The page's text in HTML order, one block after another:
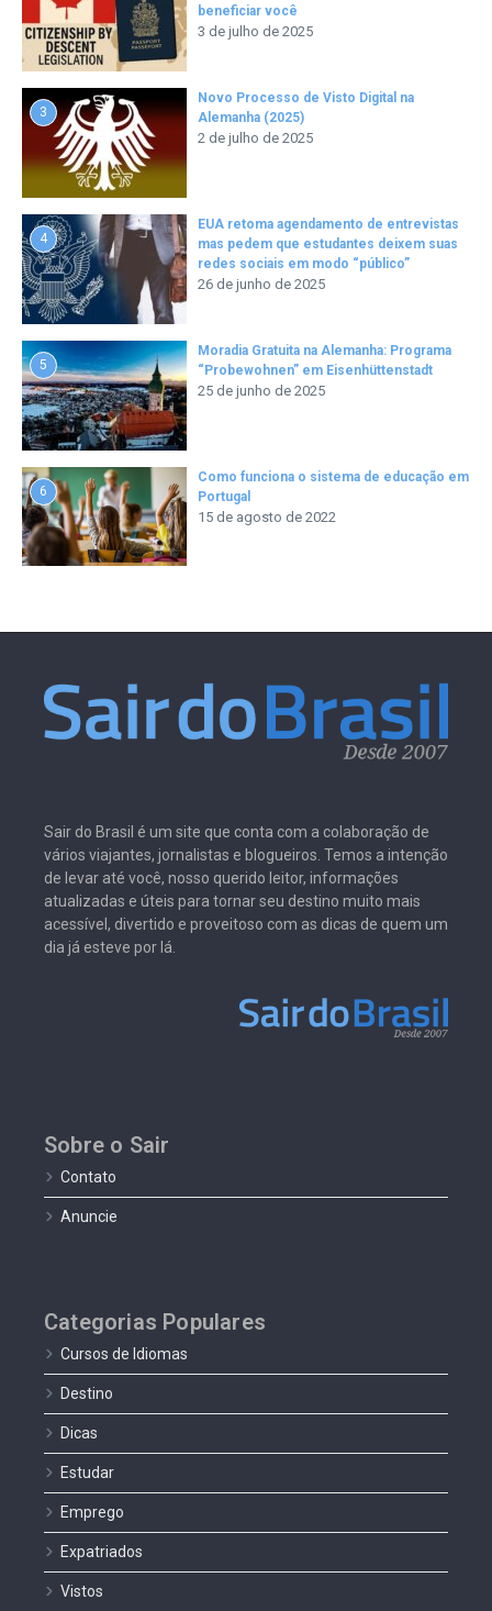
beneficiar você
3 de julho de 2025
3
Novo Processo de Visto Digital na
Alemanha (2025)
2 de julho de 2025
4
EUA retoma agendamento de entrevistas
mas pedem que estudantes deixem suas
redes sociais em modo “público”
26 de junho de 2025
5
Moradia Gratuita na Alemanha: Programa
“Probewohnen” em Eisenhüttenstadt
25 de junho de 2025
6
Como funciona o sistema de educação em
Portugal
15 de agosto de 2022
Sair do Brasil é um site que conta com a colaboração de
vários viajantes, jornalistas e blogueiros. Temos a intenção
de levar até você, nosso querido leitor, informações
atualizadas e úteis para tornar seu destino muito mais
acessível, divertido e proveitoso com as dicas de quem um
dia já esteve por lá.
Sobre o Sair
Contato
Anuncie
Categorias Populares
Cursos de Idiomas
Destino
Dicas
Estudar
Emprego
Expatriados
Vistos